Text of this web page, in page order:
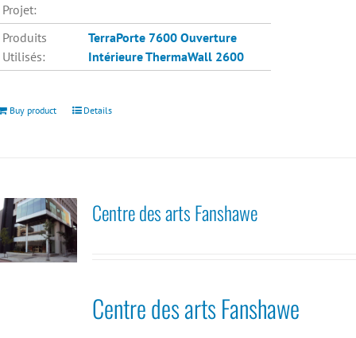
Projet:
Produits
Utilisés:
TerraPorte 7600 Ouverture
IntérieureThermaWall 2600
Buy product Details
Centre des arts Fanshawe
Centre des arts Fanshawe